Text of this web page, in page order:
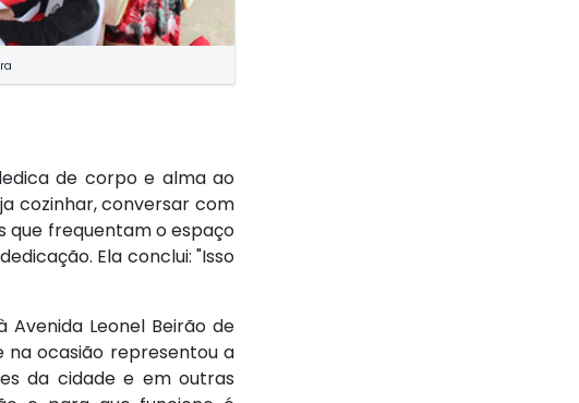
de corpo e alma ao
cozinhar, conversar com
que frequentam o espaço
Ela conclui: "Isso
Leonel Beirão de
na ocasião representou a
da cidade e em outras